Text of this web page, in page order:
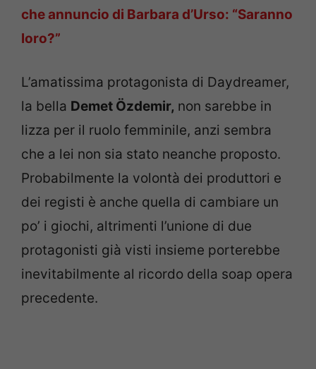
che annuncio di Barbara d’Urso: “Saranno
loro?”
L’amatissima protagonista di Daydreamer,
la bella Demet Özdemir, non sarebbe in
lizza per il ruolo femminile, anzi sembra
che a lei non sia stato neanche proposto.
Probabilmente la volontà dei produttori e
dei registi è anche quella di cambiare un
po’ i giochi, altrimenti l’unione di due
protagonisti già visti insieme porterebbe
inevitabilmente al ricordo della soap opera
precedente.